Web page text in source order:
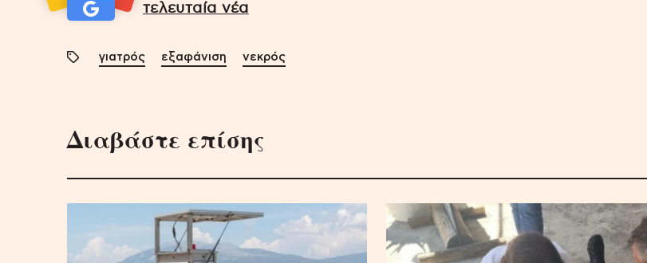
τελευταία νέα
γιατρός εξαφάνιση νεκρός
Διαβάστε επίσης